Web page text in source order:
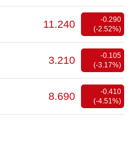
-0.290
(-2.52%)
11.240
-0.105
(-3.17%)
3.210
-0.410
(-4.51%)
8.690